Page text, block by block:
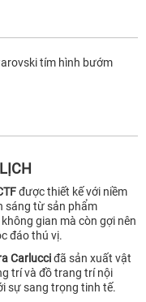
tím hình bướm
được thiết kế với niềm
sáng từ sản phẩm
gian mà còn gợi nên
đáo thú vị.
Carlucciđã sản xuất vật
trí và đồ trang trí nội
sự sang trọng tinh tế.